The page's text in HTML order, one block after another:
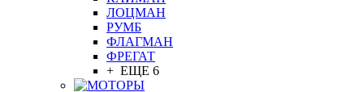
ЛОЦМАН
РУМБ
ФЛАГМАН
ФРЕГАТ
+ ЕЩЕ 6